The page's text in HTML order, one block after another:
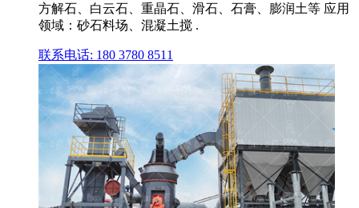
方解石、白云石、重晶石、滑石、石膏、膨润土等 应用
领域：砂石料场、混凝土搅 .
联系电话: 180 3780 8511